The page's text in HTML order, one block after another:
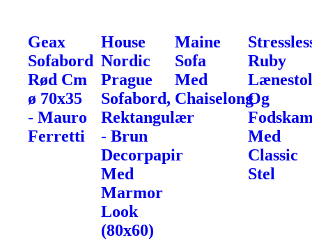
Geax
Sofabord
Rød Cm
ø 70x35
- Mauro
Ferretti
House
Nordic
Prague
Sofabord,
Rektangulær
- Brun
Decorpapir
Med
Marmor
Look
(80x60)
Maine
Sofa
Med
Chaiselong
Ruby
Og
Med
Classic
Stel